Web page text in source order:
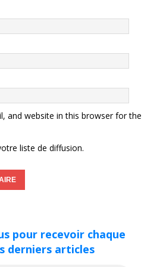
and website in this browser for the
liste de diffusion.
pour recevoir chaque
derniers articles